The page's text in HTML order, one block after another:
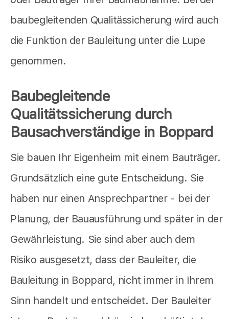
baubegleitenden Qualitässicherung wird auch
die Funktion der Bauleitung unter die Lupe
genommen.
Baubegleitende
Qualitätssicherung durch
Bausachverständige in Boppard
Sie bauen Ihr Eigenheim mit einem Bauträger.
Grundsätzlich eine gute Entscheidung. Sie
haben nur einen Ansprechpartner - bei der
Planung, der Bauausführung und später in der
Gewährleistung. Sie sind aber auch dem
Risiko ausgesetzt, dass der Bauleiter, die
Bauleitung in Boppard, nicht immer in Ihrem
Sinn handelt und entscheidet. Der Bauleiter